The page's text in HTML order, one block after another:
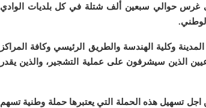
غرس حوالي سبعين ألف شتلة في كل بلديات الوادي
وكلية الهندسة والطريق الرئيسي وكافة المراكز
الذين سيشرفون على عملية التشجير، والذين يقدر
تسهيل هذه الحملة التي يعتبرها حملة وطنية تسهم